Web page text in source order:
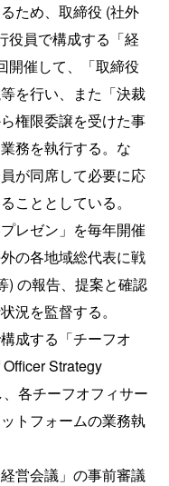
ため、取締役 (社外
役員で構成する「経
開催して、「取締役
を行い、また「決裁
権限委譲を受けた事
務を執行する。な
が同席して必要に応
こととしている。
レゼン」を毎年開催
の各地域総代表に戦
) の報告、提案と確認
況を監督する。
成する「チーフオ
Strategy
各チーフオフィサー
トフォームの業務執
営会議」の事前審議